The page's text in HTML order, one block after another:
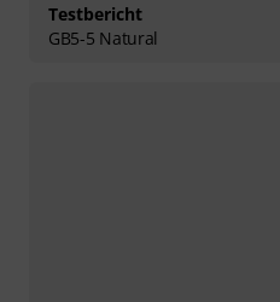
Testbericht
GB5-5 Natural